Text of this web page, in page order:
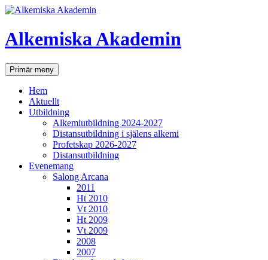
Hoppa
innehåll
Alkemiska Akademin
SökPrimär meny
Hem
Aktuellt
Utbildning
Alkemiutbildning 2024-2027
Distansutbildning i själens alkemi
Profetskap 2026-2027
Distansutbildning
Evenemang
Salong Arcana
2011
Ht 2010
Vt 2010
Ht 2009
Vt 2009
2008
2007